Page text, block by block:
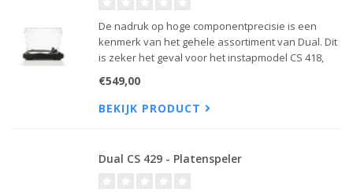
De nadruk op hoge componentprecisie is een
kenmerk van het gehele assortiment van Dual. Dit
is zeker het geval voor het instapmodel CS 418,
hogere modellen in het assortiment.
€549,00
BEKIJK PRODUCT
Dual CS 429 - Platenspeler